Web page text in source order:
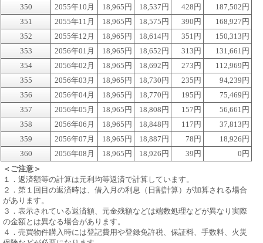
350
2055年10月 18,965円 18,537円 428円
187,502円
351
2055年11月 18,965円 18,575円 390円
168,927円
352
2055年12月 18,965円 18,614円 351円
150,313円
353
2056年01月 18,965円 18,652円 313円
131,661円
354
2056年02月 18,965円 18,692円 273円
112,969円
355
2056年03月 18,965円 18,730円 235円
94,239円
356
2056年04月 18,965円 18,770円 195円
75,469円
357
2056年05月 18,965円 18,808円 157円
56,661円
358
2056年06月 18,965円 18,848円 117円
37,813円
359
2056年07月 18,965円 18,887円 78円
18,926円
360
2056年08月 18,965円 18,926円 39円
0円
＜ご注意＞
１．返済額等の計算は元利均等返済で計算しています。
２．第１回目の返済時は、借入月の利息（日割計算）が加算される場合
があります。
３．表示されている返済額、元金残額などは端数処理などが異なり実際
の金額とは異なる場合があります。
４．売買物件購入時には登記費用や登録免許税、保証料、手数料、火災